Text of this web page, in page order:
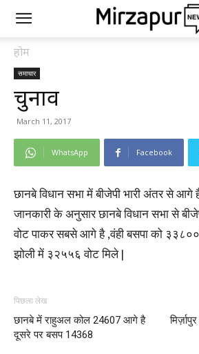
होम
समाचार
चुनाव
March 11, 2017
WhatsApp Facebook
छानबे विधान सभा में बीजेपी भारी अंतर से आगे
जानकारी के अनुसार छानबे विधान सभा से
वोट पाकर सबसे आगे है ,वंही बसपा को
झोली में ३२५५६ वोट मिले |
पिछला लेख
छानबे में राहुअल कोल 24607 आगे है
दूसरे पर बसप 14368